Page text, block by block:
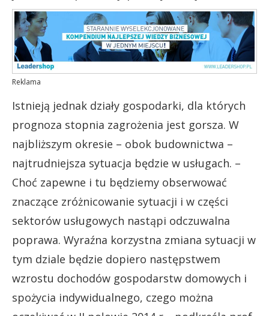
Reklama
Istnieją jednak działy gospodarki, dla których
prognoza stopnia zagrożenia jest gorsza. W
najbliższym okresie – obok budownictwa –
najtrudniejsza sytuacja będzie w usługach. –
Choć zapewne i tu będziemy obserwować
znaczące zróżnicowanie sytuacji i w części
sektorów usługowych nastąpi odczuwalna
poprawa. Wyraźna korzystna zmiana sytuacji w
tym dziale będzie dopiero następstwem
wzrostu dochodów gospodarstw domowych i
spożycia indywidualnego, czego można